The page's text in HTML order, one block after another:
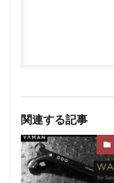
関連する記事